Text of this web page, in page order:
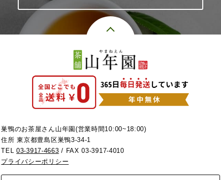
巣鴨のお茶屋さん山年園(営業時間10:00~18:00)
住所 東京都豊島区巣鴨3-34-1
TEL03-3917-4663 / FAX 03-3917-4010
プライバシーポリシー